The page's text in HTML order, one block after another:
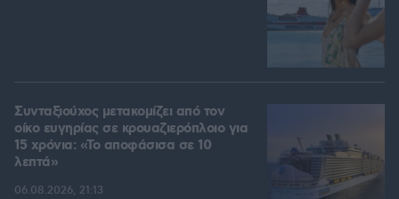
Συνταξιούχος μετακομίζει από τον
οίκο ευγηρίας σε κρουαζιερόπλοιο για
15 χρόνια: «Το αποφάσισα σε 10
λεπτά»
06.08.2026, 21:13